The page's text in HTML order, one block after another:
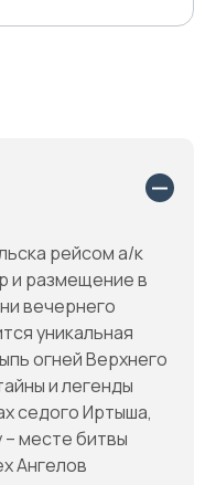
рейсом а/к
и размещение в
вечернего
уникальная
огней Верхнего
и легенды
седого Иртыша,
месте битвы
Ангелов